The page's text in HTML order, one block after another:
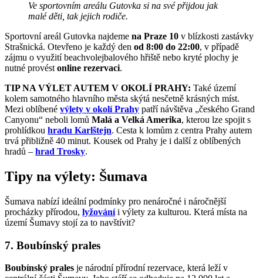
Ve sportovním areálu Gutovka si na své přijdou jak
malé děti, tak jejich rodiče.
Sportovní areál Gutovka najdeme na Praze 10 v blízkosti zastávky
Strašnická. Otevřeno je každý den od 8:00 do 22:00, v případě
zájmu o využití beachvolejbalového hřiště nebo kryté plochy je
nutné provést online rezervaci.
TIP NA VÝLET AUTEM V OKOLÍ PRAHY: Také území
kolem samotného hlavního města skýtá nesčetně krásných míst.
Mezi oblíbené výlety v okolí Prahy patří návštěva „českého Grand
Canyonu“ neboli lomů Malá a Velká Amerika, kterou lze spojit s
prohlídkou hradu Karlštejn. Cesta k lomům z centra Prahy autem
trvá přibližně 40 minut. Kousek od Prahy je i další z oblíbených
hradů – hrad Trosky.
Tipy na výlety: Šumava
Šumava nabízí ideální podmínky pro nenáročné i náročnější
procházky přírodou, lyžováníi výlety za kulturou. Která místa na
území Šumavy stojí za to navštívit?
7. Boubínský prales
Boubínský prales je národní přírodní rezervace, která leží v